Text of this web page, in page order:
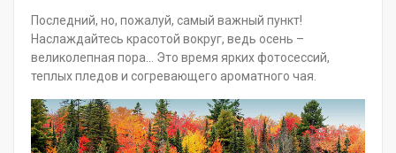
Последний, но, пожалуй, самый важный пункт!
Наслаждайтесь красотой вокруг, ведь осень –
великолепная пора… Это время ярких фотосессий,
теплых пледов и согревающего ароматного чая.